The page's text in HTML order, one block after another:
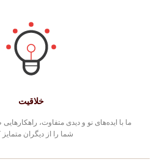
خلاقیت
ما با ایده‌های نو و دیدی متفاوت،
شما را از دیگران متمایز